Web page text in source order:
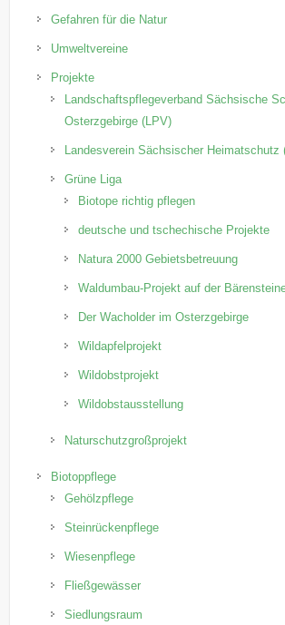
Gefahren für die Natur
Umweltvereine
Projekte
Landschaftspflegeverband Sächsische
Osterzgebirge (LPV)
Landesverein Sächsischer Heimatschutz
Grüne Liga
Biotope richtig pflegen
deutsche und tschechische Projekte
Natura 2000 Gebietsbetreuung
Waldumbau-Projekt auf der
Der Wacholder im Osterzgebirge
Wildapfelprojekt
Wildobstprojekt
Wildobstausstellung
Naturschutzgroßprojekt
Biotoppflege
Gehölzpflege
Steinrückenpflege
Wiesenpflege
Fließgewässer
Siedlungsraum